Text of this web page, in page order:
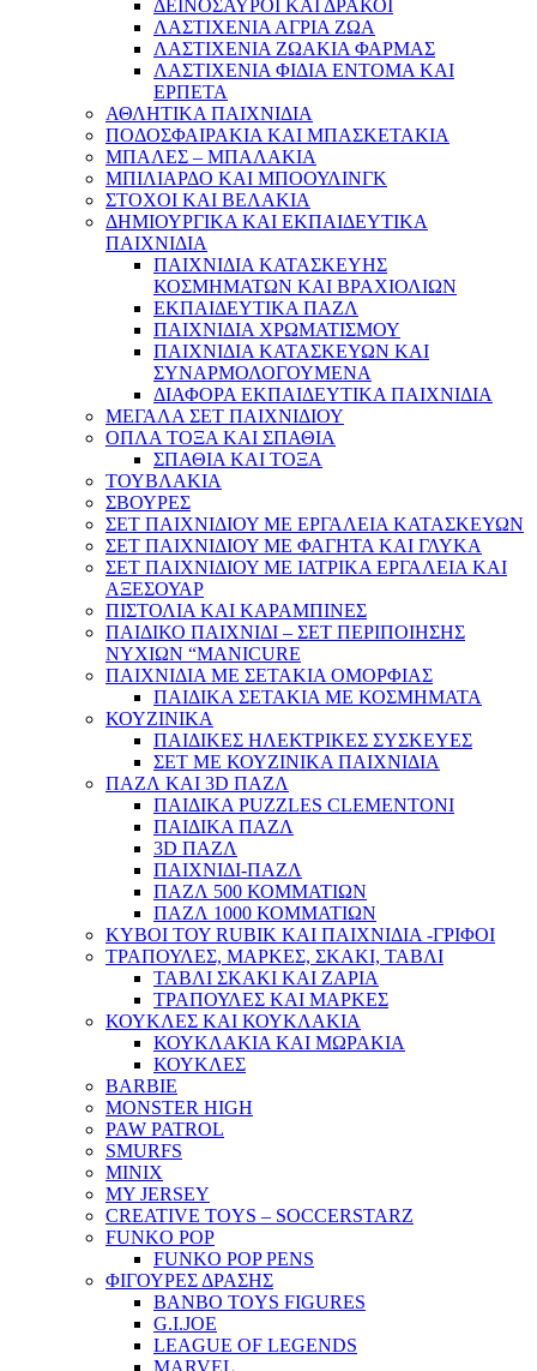
ΔΕΙΝΟΣΑΥΡΟΙ ΚΑΙ ΔΡΑΚΟΙ
ΛΑΣΤΙΧΕΝΙΑ ΑΓΡΙΑ ΖΩΑ
ΛΑΣΤΙΧΕΝΙΑ ΖΩΑΚΙΑ ΦΑΡΜΑΣ
ΛΑΣΤΙΧΕΝΙΑ ΦΙΔΙΑ ΕΝΤΟΜΑ ΚΑΙ
ΕΡΠΕΤΑ
ΑΘΛΗΤΙΚΑ ΠΑΙΧΝΙΔΙΑ
ΠΟΔΟΣΦΑΙΡΑΚΙΑ ΚΑΙ ΜΠΑΣΚΕΤΑΚΙΑ
ΜΠΑΛΕΣ – ΜΠΑΛΑΚΙΑ
ΜΠΙΛΙΑΡΔΟ ΚΑΙ ΜΠΟΟΥΛΙΝΓΚ
ΣΤΟΧΟΙ ΚΑΙ ΒΕΛΑΚΙΑ
ΔΗΜΙΟΥΡΓΙΚΑ ΚΑΙ ΕΚΠΑΙΔΕΥΤΙΚΑ
ΠΑΙΧΝΙΔΙΑ
ΠΑΙΧΝΙΔΙΑ ΚΑΤΑΣΚΕΥΗΣ
ΚΟΣΜΗΜΑΤΩΝ ΚΑΙ ΒΡΑΧΙΟΛΙΩΝ
ΕΚΠΑΙΔΕΥΤΙΚΑ ΠΑΖΛ
ΠΑΙΧΝΙΔΙΑ ΧΡΩΜΑΤΙΣΜΟΥ
ΠΑΙΧΝΙΔΙΑ ΚΑΤΑΣΚΕΥΩΝ ΚΑΙ
ΣΥΝΑΡΜΟΛΟΓΟΥΜΕΝΑ
ΔΙΑΦΟΡΑ ΕΚΠΑΙΔΕΥΤΙΚΑ ΠΑΙΧΝΙΔΙΑ
ΜΕΓΑΛΑ ΣΕΤ ΠΑΙΧΝΙΔΙΟΥ
ΟΠΛΑ ΤΟΞΑ ΚΑΙ ΣΠΑΘΙΑ
ΣΠΑΘΙΑ ΚΑΙ ΤΟΞΑ
ΤΟΥΒΛΑΚΙΑ
ΣΒΟΥΡΕΣ
ΣΕΤ ΠΑΙΧΝΙΔΙΟΥ ΜΕ ΕΡΓΑΛΕΙΑ ΚΑΤΑΣΚΕΥΩΝ
ΣΕΤ ΠΑΙΧΝΙΔΙΟΥ ΜΕ ΦΑΓΗΤΑ ΚΑΙ ΓΛΥΚΑ
ΣΕΤ ΠΑΙΧΝΙΔΙΟΥ ΜΕ ΙΑΤΡΙΚΑ ΕΡΓΑΛΕΙΑ ΚΑΙ
ΑΞΕΣΟΥΑΡ
ΠΙΣΤΟΛΙΑ ΚΑΙ ΚΑΡΑΜΠΙΝΕΣ
ΠΑΙΔΙΚΟ ΠΑΙΧΝΙΔΙ – ΣΕΤ ΠΕΡΙΠΟΙΗΣΗΣ
ΝΥΧΙΩΝ “MANICURE
ΠΑΙΧΝΙΔΙΑ ΜΕ ΣΕΤΑΚΙΑ ΟΜΟΡΦΙΑΣ
ΠΑΙΔΙΚΑ ΣΕΤΑΚΙΑ ΜΕ ΚΟΣΜΗΜΑΤΑ
ΚΟΥΖΙΝΙΚΑ
ΠΑΙΔΙΚΕΣ ΗΛΕΚΤΡΙΚΕΣ ΣΥΣΚΕΥΕΣ
ΣΕΤ ΜΕ ΚΟΥΖΙΝΙΚΑ ΠΑΙΧΝΙΔΙΑ
ΠΑΖΛ ΚΑΙ 3D ΠΑΖΛ
ΠΑΙΔΙΚΑ PUZZLES CLEMENTONI
ΠΑΙΔΙΚΑ ΠΑΖΛ
3D ΠΑΖΛ
ΠΑΙΧΝΙΔΙ-ΠΑΖΛ
ΠΑΖΛ 500 ΚΟΜΜΑΤΙΩΝ
ΠΑΖΛ 1000 ΚΟΜΜΑΤΙΩΝ
ΚΥΒΟΙ ΤΟΥ RUBIK ΚΑΙ ΠΑΙΧΝΙΔΙΑ -ΓΡΙΦΟΙ
ΤΡΑΠΟΥΛΕΣ, ΜΑΡΚΕΣ, ΣΚΑΚΙ, ΤΑΒΛΙ
ΤΑΒΛΙ ΣΚΑΚΙ ΚΑΙ ΖΑΡΙΑ
ΤΡΑΠΟΥΛΕΣ ΚΑΙ ΜΑΡΚΕΣ
ΚΟΥΚΛΕΣ ΚΑΙ ΚΟΥΚΛΑΚΙΑ
ΚΟΥΚΛΑΚΙΑ ΚΑΙ ΜΩΡΑΚΙΑ
ΚΟΥΚΛΕΣ
BARBIE
MONSTER HIGH
PAW PATROL
SMURFS
MINIX
MY JERSEY
CREATIVE TOYS – SOCCERSTARZ
FUNKO POP
FUNKO POP PENS
ΦΙΓΟΥΡΕΣ ΔΡΑΣΗΣ
BANBO TOYS FIGURES
G.I.JOE
LEAGUE OF LEGENDS